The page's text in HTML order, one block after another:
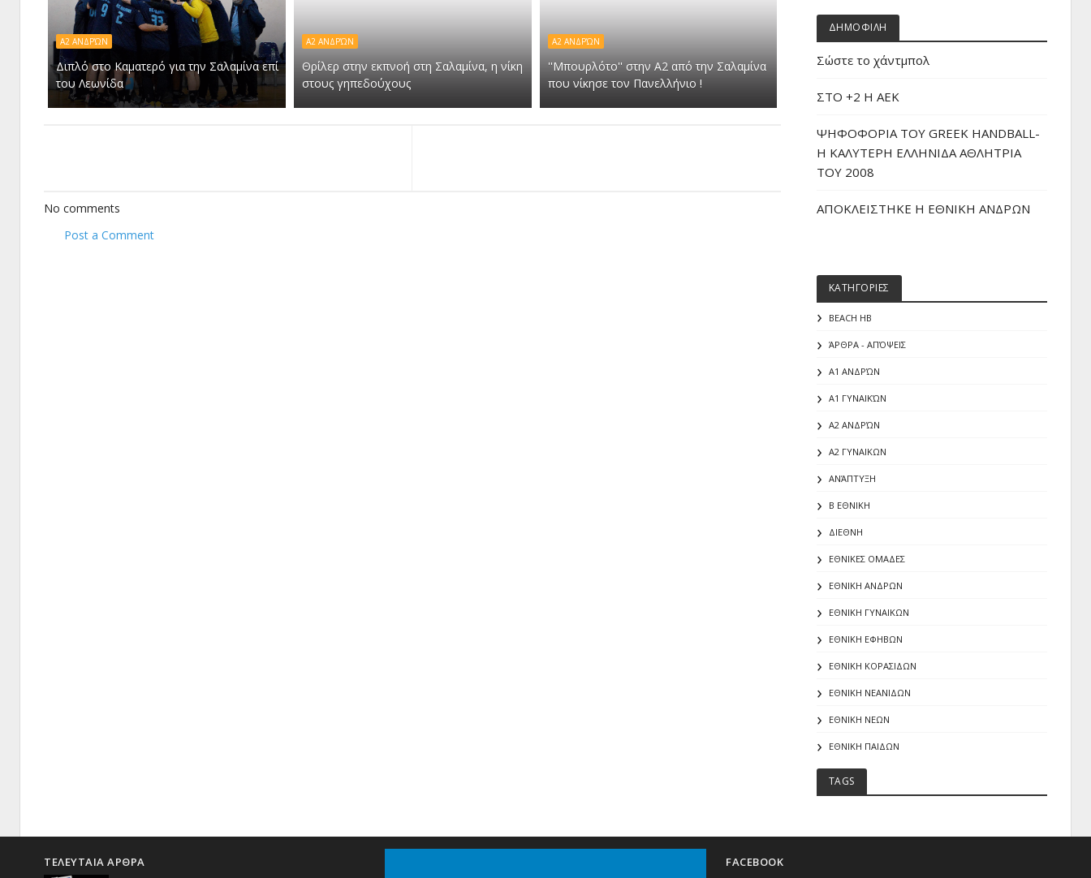
Α2 ΑΝΔΡΏΝ
Διπλό στο Καματερό για την Σαλαμίνα επί
του Λεωνίδα
Α2 ΑΝΔΡΏΝ
Θρίλερ στην εκπνοή στη Σαλαμίνα, η νίκη
στους γηπεδούχους
Α2 ΑΝΔΡΏΝ
''Μπουρλότο'' στην Α2 από την Σαλαμίνα
που νίκησε τον Πανελλήνιο !
No comments
Post a Comment
ΔΗΜΟΦΙΛΗ
Σώστε το χάντμπολ
ΣΤΟ +2 Η ΑΕΚ
ΨΗΦΟΦΟΡΙΑ ΤΟΥ GREEK HANDBALL-
H ΚΑΛΥΤΕΡΗ ΕΛΛΗΝΙΔΑ ΑΘΛΗΤΡΙΑ
ΤΟΥ 2008
ΑΠΟΚΛΕΙΣΤΗΚΕ Η ΕΘΝΙΚΗ ΑΝΔΡΩΝ
ΚΑΤΗΓΟΡΙΕΣ
BEACH HB
ΆΡΘΡΑ - ΑΠΌΨΕΙΣ
Α1 ΑΝΔΡΏΝ
Α1 ΓΥΝΑΙΚΏΝ
Α2 ΑΝΔΡΏΝ
Α2 ΓΥΝΑΙΚΩΝ
ΑΝΆΠΤΥΞΗ
Β ΕΘΝΙΚΗ
ΔΙΕΘΝΗ
ΕΘΝΙΚΕΣ ΟΜΑΔΕΣ
ΕΘΝΙΚΗ ΑΝΔΡΩΝ
ΕΘΝΙΚΗ ΓΥΝΑΙΚΩΝ
ΕΘΝΙΚΗ ΕΦΗΒΩΝ
ΕΘΝΙΚΗ ΚΟΡΑΣΙΔΩΝ
ΕΘΝΙΚΗ ΝΕΑΝΙΔΩΝ
ΕΘΝΙΚΗ ΝΕΩΝ
ΕΘΝΙΚΗ ΠΑΙΔΩΝ
TAGS
ΤΕΛΕΥΤΑΙΑ ΑΡΘΡΑ FACEBOOK